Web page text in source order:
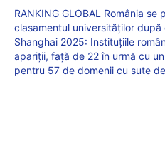
RANKING GLOBAL România se
clasamentul universităților după
Shanghai 2025: Instituțiile
apariții, față de 22 în urmă cu
pentru 57 de domenii cu sute